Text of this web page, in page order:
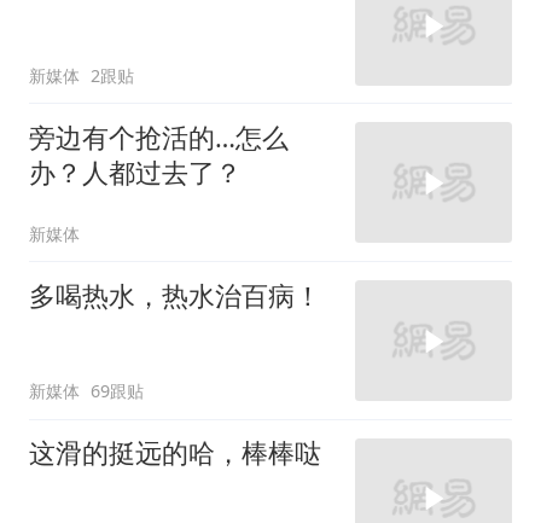
新媒体 2跟贴
旁边有个抢活的…怎么
办？人都过去了？
新媒体
多喝热水，热水治百病！
新媒体 69跟贴
这滑的挺远的哈，棒棒哒